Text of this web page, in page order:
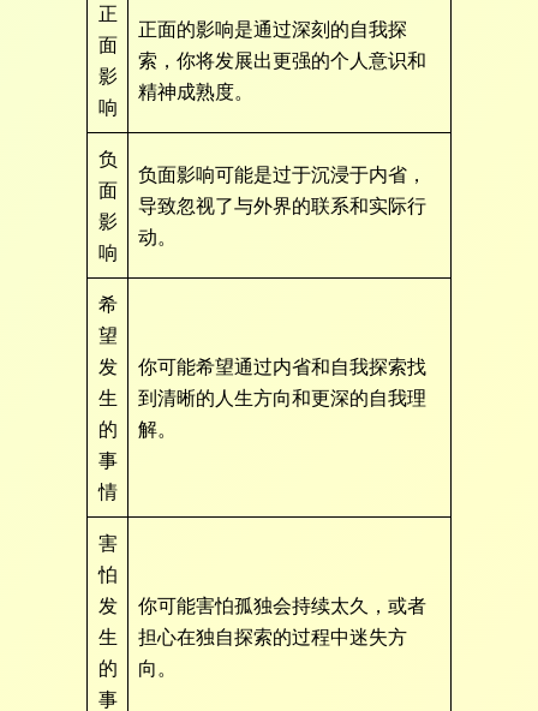
正
面
影
响
正面的影响是通过深刻的自我探
索，你将发展出更强的个人意识和
精神成熟度。
负
面
影
响
负面影响可能是过于沉浸于内省，
导致忽视了与外界的联系和实际行
动。
希
望
发
生
的
事
情
你可能希望通过内省和自我探索找
到清晰的人生方向和更深的自我理
解。
害
怕
发
生
的
事
你可能害怕孤独会持续太久，或者
担心在独自探索的过程中迷失方
向。